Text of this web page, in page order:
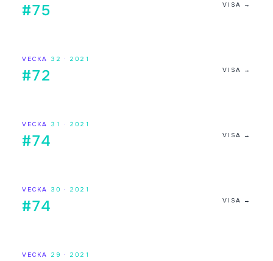
#75 VISA →
VECKA 32 · 2021
#72 VISA →
VECKA 31 · 2021
#74 VISA →
VECKA 30 · 2021
#74 VISA →
VECKA 29 · 2021